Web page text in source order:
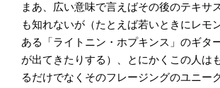
まあ、広い意味で言えばその後のテキサ
も知れないが（たとえば若いときにレモ
ある「ライトニン・ホプキンス」のギタ
が出てきたりする）、とにかくこの人は
るだけでなくそのフレージングのユニー